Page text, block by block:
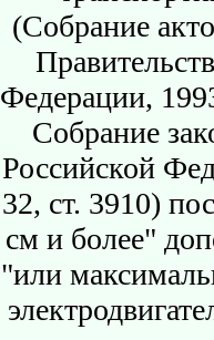
(Собрание
Федерации,
Собрание
Российской
32, ст. 3910)
см и более"
"или